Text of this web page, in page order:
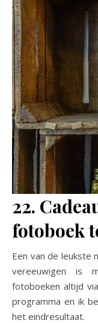
22.
fotoboek
Een van de leukste
vereeuwigen is
fotoboeken altijd
programma en ik
het eindresultaat.